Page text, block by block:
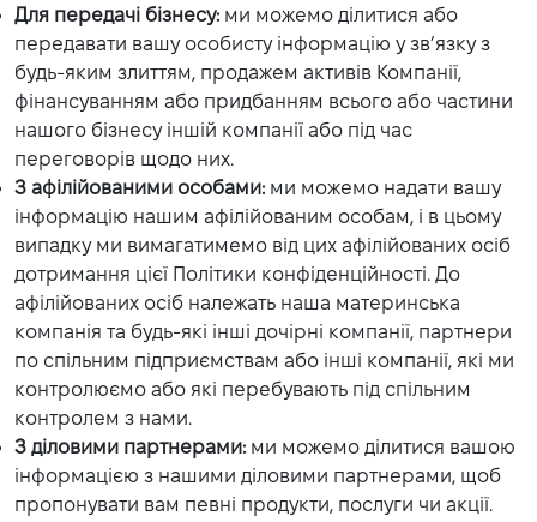
Для передачі бізнесу: ми можемо ділитися або
передавати вашу особисту інформацію у зв’язку з
будь-яким злиттям, продажем активів Компанії,
фінансуванням або придбанням всього або частини
нашого бізнесу іншій компанії або під час
переговорів щодо них.
З афілійованими особами: ми можемо надати вашу
інформацію нашим афілійованим особам, і в цьому
випадку ми вимагатимемо від цих афілійованих осіб
дотримання цієї Політики конфіденційності. До
афілійованих осіб належать наша материнська
компанія та будь-які інші дочірні компанії, партнери
по спільним підприємствам або інші компанії, які ми
контролюємо або які перебувають під спільним
контролем з нами.
З діловими партнерами: ми можемо ділитися вашою
інформацією з нашими діловими партнерами, щоб
пропонувати вам певні продукти, послуги чи акції.